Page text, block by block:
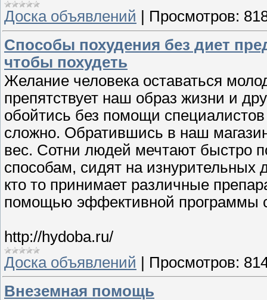
Доска объявлений
Просмотров:
Способы похудения без диет
чтобы похудеть
Желание человека оставаться
препятствует наш образ жизни и
обойтись без помощи
сложно. Обратившись в наш
вес. Сотни людей мечтают быстро
способам, сидят на изнурительных
кто то принимает различные
помощью эффективной программы
http://hydoba.ru/
Доска объявлений
Просмотров:
Внеземная помощь